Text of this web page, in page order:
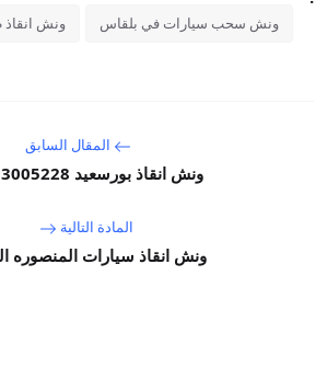
ونش سحب سيارات في بلقاس ونش
المقال السابق
ونش انقاذ بورسعيد 01003005228
المادة التالية
ونش انقاذ سيارات المنصوره